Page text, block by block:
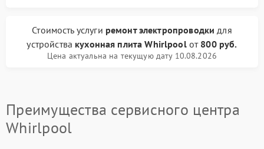
Стоимость услуги ремонт электропроводки для
устройства кухонная плита Whirlpoolот 800 руб.
Цена актуальна на текущую дату 10.08.2026
Преимущества сервисного центра
Whirlpool